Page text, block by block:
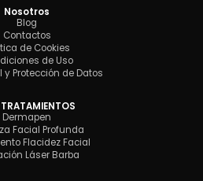
Nosotros
Blog
Contactos
de Cookies
de Uso
y Protección de Datos
Dermapen
Facial Profunda
Flacidez Facial
Láser Barba